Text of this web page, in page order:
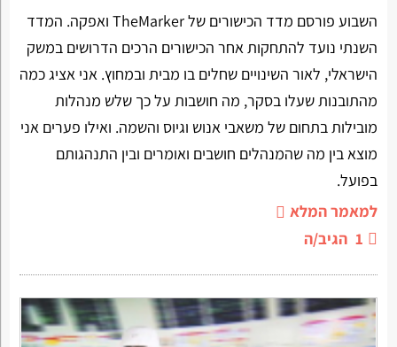
השבוע פורסם מדד הכישורים של TheMarker ואפקה. המדד
השנתי נועד להתחקות אחר הכישורים הרכים הדרושים במשק
הישראלי, לאור השינויים שחלים בו מבית ובמחוץ. אני אציג כמה
מהתובנות שעלו בסקר, מה חושבות על כך שלש מנהלות
מובילות בתחום של משאבי אנוש וגיוס והשמה. ואילו פערים אני
מוצא בין מה שהמנהלים חושבים ואומרים ובין התנהגותם
בפועל.
למאמר המלא
1 הגיב/ה